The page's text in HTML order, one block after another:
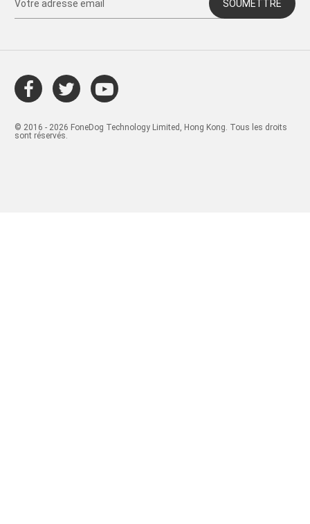
SOUMETTRE
© 2016 - 2026 FoneDog Technology Limited, Hong Kong. Tous les droits
sont réservés.